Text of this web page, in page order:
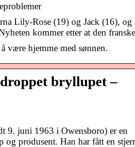
Lily-Rose (19) og Jack (16), og
kommer etter at den
være hjemme med sønnen.
bryllupet –
9. juni 1963 i Owensboro) er en
og produsent. Han har fått en